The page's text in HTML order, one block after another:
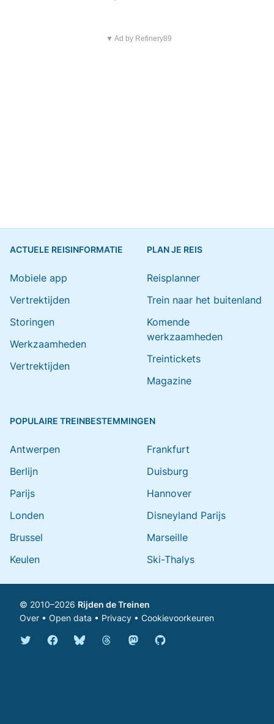
▼ Ad by Refinery89
ACTUELE REISINFORMATIE
Mobiele app
Vertrektijden
Storingen
Werkzaamheden
Vertrektijden
PLAN JE REIS
Reisplanner
Trein naar het buitenland
Komende
werkzaamheden
Treintickets
Magazine
POPULAIRE TREINBESTEMMINGEN
Antwerpen
Berlijn
Parijs
Londen
Brussel
Keulen
Frankfurt
Duisburg
Hannover
Disneyland Parijs
Marseille
Ski-Thalys
© 2010–2026 Rijden de Treinen
Over • Open data • Privacy • Cookievoorkeuren